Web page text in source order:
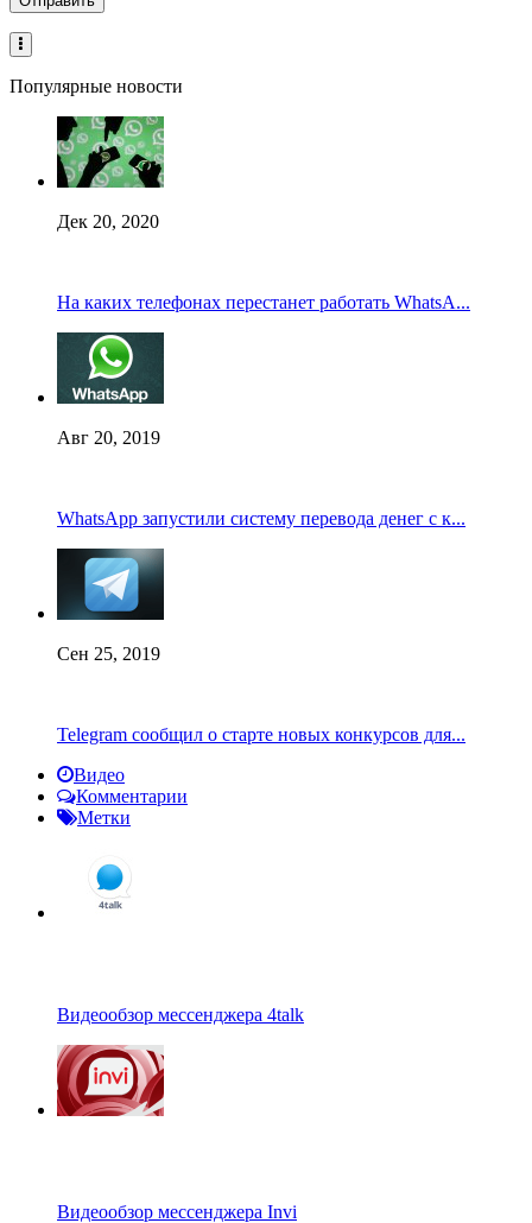
Популярные новости
Дек 20, 2020
На каких телефонах перестанет работать WhatsA...
Авг 20, 2019
WhatsApp запустили систему перевода денег с к...
Сен 25, 2019
Telegram сообщил о старте новых конкурсов для...
Видео
Комментарии
Метки
Видеообзор мессенджера 4talk
Видеообзор мессенджера Invi